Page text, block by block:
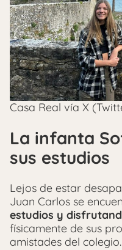
Casa Real vía X
La infanta
sus estudios
Lejos de estar
Juan Carlos se
estudios y
físicamente de sus
amistades del colegio.